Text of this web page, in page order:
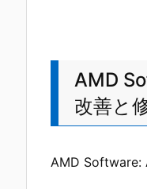
AMD
改善と
AMD Software: